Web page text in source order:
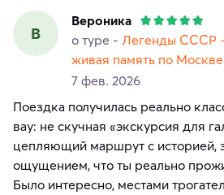
В
Вероника
о туре - Легенды СССР
живая память по Москве
7 фев. 2026
Поездка получилась реально
вау: не скучная «экскурсия для
цепляющий маршрут с историей,
ощущением, что ты реально
Было интересно, местами